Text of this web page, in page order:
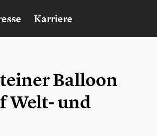
Karriere
Balloon
Welt- und